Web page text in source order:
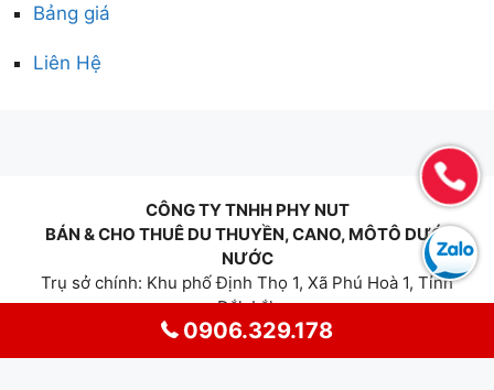
Bảng giá
Liên Hệ
CÔNG TY TNHH PHY NUT
BÁN & CHO THUÊ DU THUYỀN, CANO, MÔTÔ DƯỚI
NƯỚC
Trụ sở chính: Khu phố Định Thọ 1, Xã Phú Hoà 1, Tỉnh
Đắk Lắk
Địa điểm kinh doanh: 80/32/2 Đường 9, KP5, P. Hiệp
Bình Phước, Tp. Thủ Đức, Tp. Hồ Chí Minh
0906.329.178